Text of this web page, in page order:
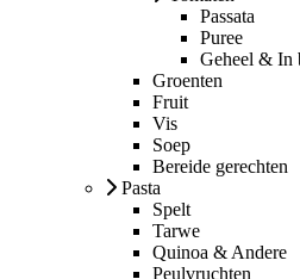
Passata
Puree
Geheel & In
Groenten
Fruit
Vis
Soep
Bereide gerechten
Pasta
Spelt
Tarwe
Quinoa & Andere
Peulvruchten